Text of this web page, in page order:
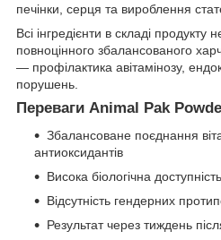
печінки, серця та вироблення
Всі інгредієнти в складі продукту
повноцінного збалансованого
— профілактика авітамінозу,
порушень.
Переваги Animal Pak
Збалансоване поєднання
антиоксидантів
Висока біологічна доступність
Відсутність гендерних
Результат через тиждень